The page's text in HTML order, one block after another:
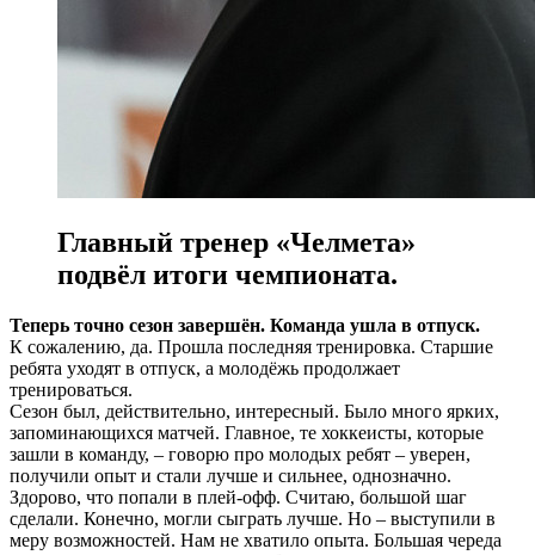
Главный тренер «Челмета»
подвёл итоги чемпионата.
Теперь точно сезон завершён. Команда ушла в отпуск.
К сожалению, да. Прошла последняя тренировка. Старшие
ребята уходят в отпуск, а молодёжь продолжает
тренироваться.
Сезон был, действительно, интересный. Было много ярких,
запоминающихся матчей. Главное, те хоккеисты, которые
зашли в команду, – говорю про молодых ребят – уверен,
получили опыт и стали лучше и сильнее, однозначно.
Здорово, что попали в плей-офф. Считаю, большой шаг
сделали. Конечно, могли сыграть лучше. Но – выступили в
меру возможностей. Нам не хватило опыта. Большая череда